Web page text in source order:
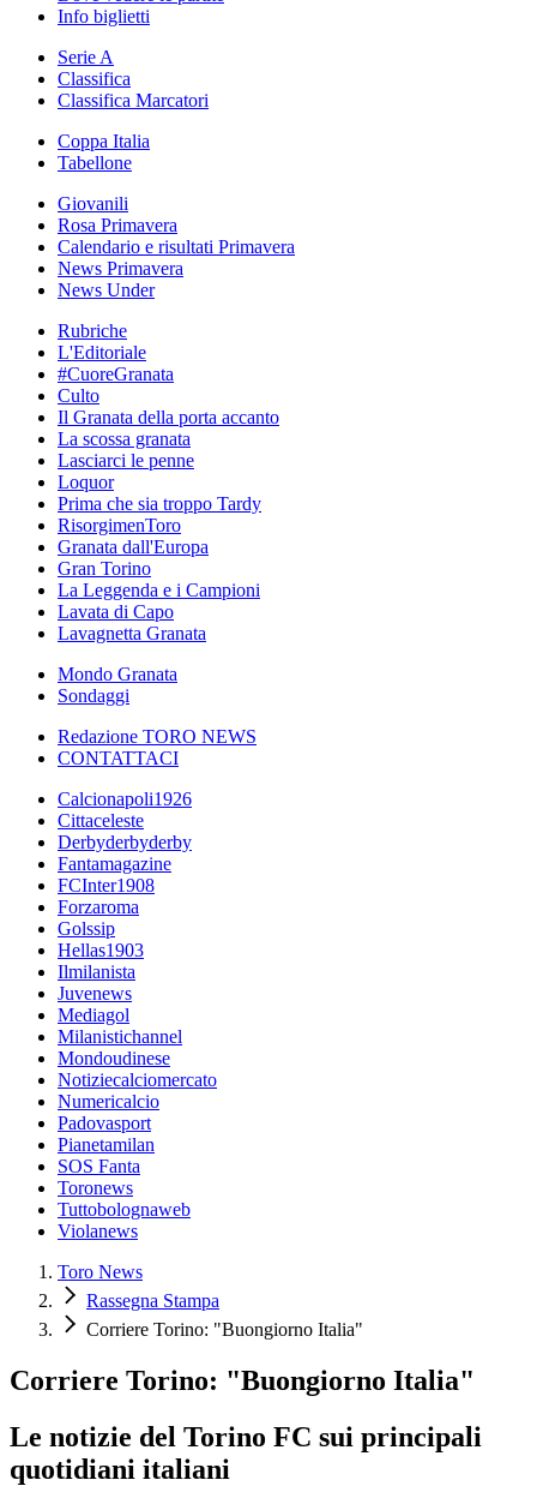
Info biglietti
Serie A
Classifica
Classifica Marcatori
Coppa Italia
Tabellone
Giovanili
Rosa Primavera
Calendario e risultati Primavera
News Primavera
News Under
Rubriche
L'Editoriale
#CuoreGranata
Culto
Il Granata della porta accanto
La scossa granata
Lasciarci le penne
Loquor
Prima che sia troppo Tardy
RisorgimenToro
Granata dall'Europa
Gran Torino
La Leggenda e i Campioni
Lavata di Capo
Lavagnetta Granata
Mondo Granata
Sondaggi
Redazione TORO NEWS
CONTATTACI
Calcionapoli1926
Cittaceleste
Derbyderbyderby
Fantamagazine
FCInter1908
Forzaroma
Golssip
Hellas1903
Ilmilanista
Juvenews
Mediagol
Milanistichannel
Mondoudinese
Notiziecalciomercato
Numericalcio
Padovasport
Pianetamilan
SOS Fanta
Toronews
Tuttobolognaweb
Violanews
Toro News
Rassegna Stampa
Corriere Torino: "Buongiorno Italia"
Corriere Torino: "Buongiorno Italia"
Le notizie del Torino FC sui principali
quotidiani italiani